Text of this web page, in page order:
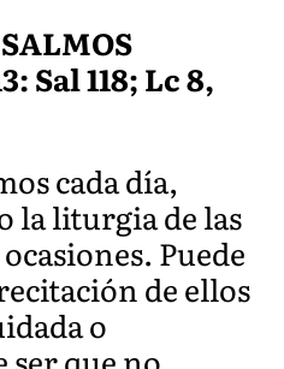
Sal 118; Lc 8,
cada día,
la liturgia de las
Puede
de ellos
o